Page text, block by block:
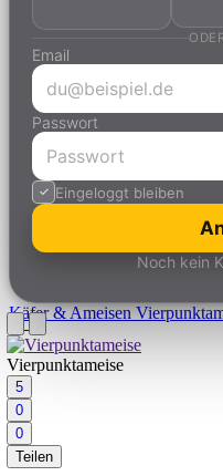
Email
Passwort
Eingeloggt bleiben
Noch kein
Käfer & Ameisen
Vierpunktameise
5
0
0
Teilen